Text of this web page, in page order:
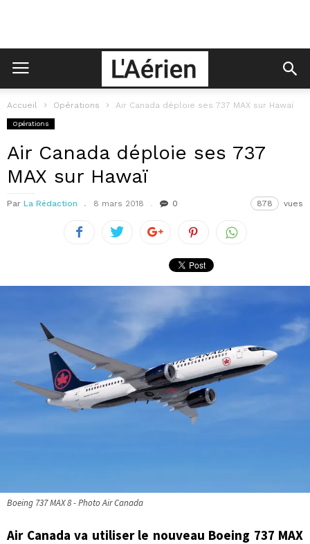
Accueil Opérations Air Canada déploie ses 737 MAX sur Hawaï
Opérations
Air Canada déploie ses 737
MAX sur Hawaï
Par La Rédaction 8 mars 2018 0 878 vues
Boeing 737 MAX 8 - Photo Air Canada
Air Canada va utiliser le nouveau Boeing 737 MAX